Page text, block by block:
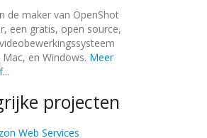
de maker van OpenShot
een gratis, open source,
en Windows. Meer
projecten
Web Services